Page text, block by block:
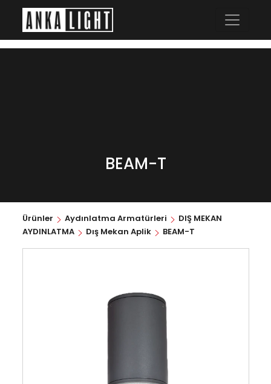
BEAM-T
Ürünler Aydınlatma Armatürleri
DIŞ MEKAN
AYDINLATMA
Dış Mekan Aplik BEAM-T